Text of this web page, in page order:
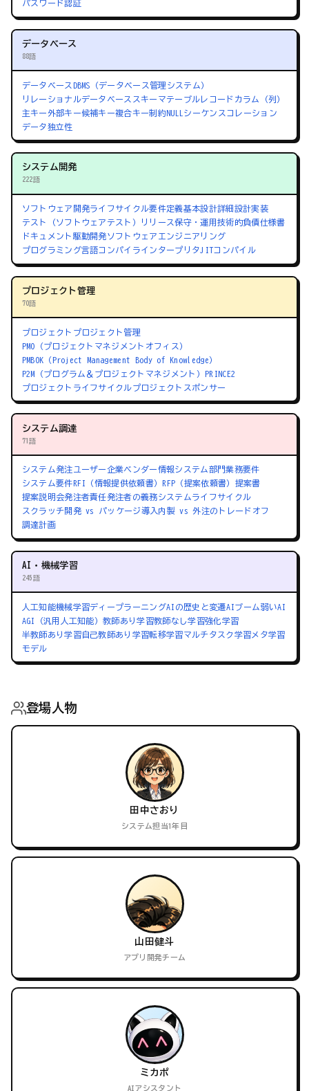
パスワード認証
データベース
88語
データベース DBMS（データベース管理システム）
リレーショナルデータベース スキーマテーブルレコード カラム（列）
主キー外部キー候補キー複合キー制約NULL シーケンス コレーション
データ独立性
システム開発
222語
ソフトウェア開発ライフサイクル要件定義基本設計詳細設計実装
テスト（ソフトウェアテスト）
リリース保守・運用 技術的負債仕様書
ドキュメント駆動開発ソフトウェアエンジニアリング
プログラミング言語コンパイラインタープリタ JITコンパイル
プロジェクト管理
70語
プロジェクト プロジェクト管理
PMO（プロジェクトマネジメントオフィス）
PMBOK（Project Management Body of Knowledge）
P2M（プログラム＆プロジェクトマネジメント） PRINCE2
プロジェクトライフサイクルプロジェクトスポンサー
システム調達
71語
システム発注 ユーザー企業ベンダー情報システム部門業務要件
システム要件 RFI（情報提供依頼書） RFP（提案依頼書） 提案書
提案説明会発注者責任発注者の義務システムライフサイクル
スクラッチ開発 vs パッケージ導入 内製 vs 外注のトレードオフ
調達計画
AI・機械学習
245語
人工知能機械学習ディープラーニングAIの歴史と変遷AIブーム 弱いAI
AGI（汎用人工知能）教師あり学習教師なし学習強化学習
半教師あり学習自己教師あり学習転移学習マルチタスク学習メタ学習
モデル
登場人物
田中さおり
システム担当1年目
山田健斗
アプリ開発チーム
ミカポ
AIアシスタント